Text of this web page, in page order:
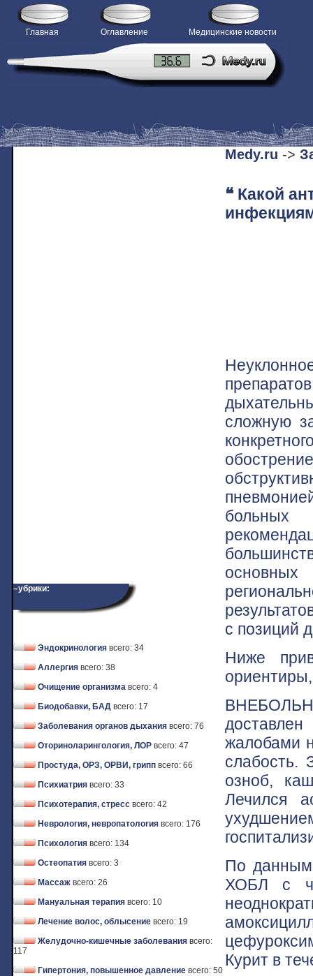
Главная Оглавление Медицинские новости
–убрики:
Эндокринология всего: 34
Аллергия всего: 38
Очищение организма всего: 4
Биодобавки, БАД всего: 17
Заболевания органов дыхания всего: 76
Оториноларингология, ЛОР всего: 47
Простуда, ОРЗ, ОРВИ, грипп всего: 66
Психиатрия всего: 33
Психотерапия, стресс всего: 42
Неврология, невропатология всего: 176
Психология всего: 134
Остеопатия всего: 3
Массаж всего: 26
Мануальная терапия всего: 10
Лечение волос, облысение всего: 19
Желудочно-кишечные заболевания всего:
117
Гипертония, повышенное давление всего: 50
Medy.ru ->
❝ Какой
сложную
больных
с позиций
Ниже
жалобами
слабость.
озноб,
Лечился
По данным
ХОБЛ с
Курит в